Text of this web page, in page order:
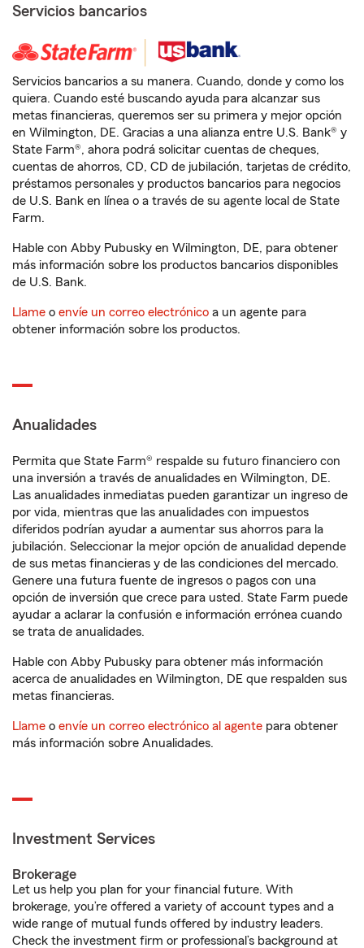
Servicios bancarios
Servicios bancarios a su manera. Cuando, donde y como los
quiera. Cuando esté buscando ayuda para alcanzar sus
metas financieras, queremos ser su primera y mejor opción
en Wilmington, DE. Gracias a una alianza entre U.S. Bank® y
State Farm®, ahora podrá solicitar cuentas de cheques,
cuentas de ahorros, CD, CD de jubilación, tarjetas de crédito,
préstamos personales y productos bancarios para negocios
de U.S. Bank en línea o a través de su agente local de State
Farm.
Hable con Abby Pubusky en Wilmington, DE, para obtener
más información sobre los productos bancarios disponibles
de U.S. Bank.
Llame o envíe un correo electrónico a un agente para
obtener información sobre los productos.
Anualidades
Permita que State Farm® respalde su futuro financiero con
una inversión a través de anualidades en Wilmington, DE.
Las anualidades inmediatas pueden garantizar un ingreso de
por vida, mientras que las anualidades con impuestos
diferidos podrían ayudar a aumentar sus ahorros para la
jubilación. Seleccionar la mejor opción de anualidad depende
de sus metas financieras y de las condiciones del mercado.
Genere una futura fuente de ingresos o pagos con una
opción de inversión que crece para usted. State Farm puede
ayudar a aclarar la confusión e información errónea cuando
se trata de anualidades.
Hable con Abby Pubusky para obtener más información
acerca de anualidades en Wilmington, DE que respalden sus
metas financieras.
Llame o envíe un correo electrónico al agente para obtener
más información sobre Anualidades.
Investment Services
Brokerage
Let us help you plan for your financial future. With
brokerage, you’re offered a variety of account types and a
wide range of mutual funds offered by industry leaders.
Check the investment firm or professional’s background at